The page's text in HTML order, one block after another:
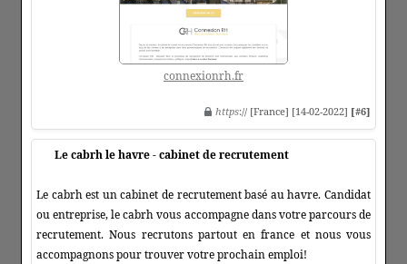
connexionrh.fr
https:// [France] [14-02-2022] [#6]
Le cabrh le havre - cabinet de recrutement
Le cabrh est un cabinet de recrutement basé au havre. Candidat
ou entreprise, le cabrh vous accompagne dans votre parcours de
recrutement. Nous recrutons partout en france et nous vous
accompagnons pour trouver votre prochain emploi!